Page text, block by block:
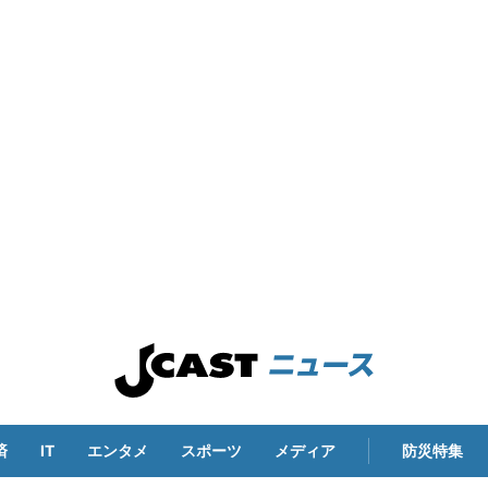
IT エンタメ スポーツ メディア 防災特集